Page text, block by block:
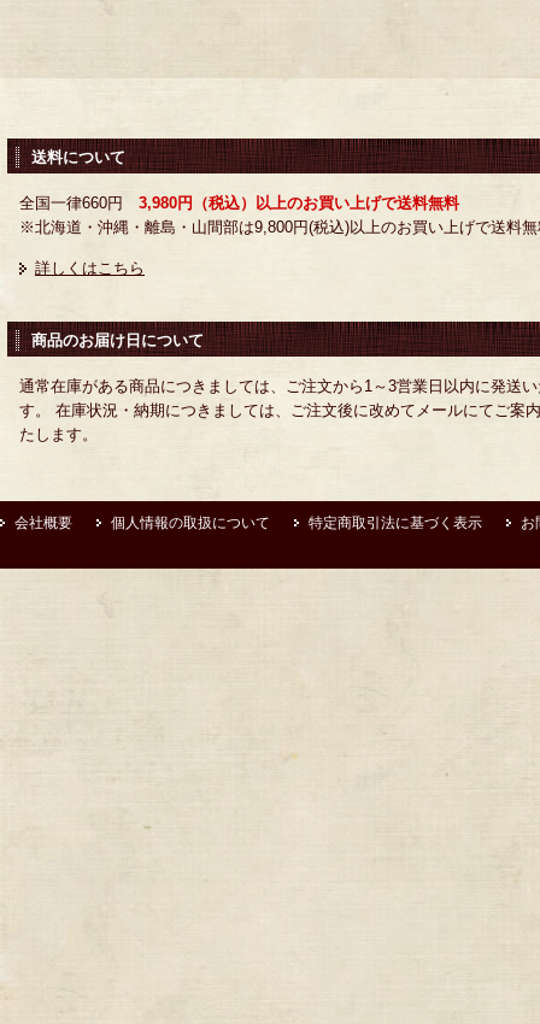
送料について
全国一律660円 3,980円（税込）以上のお買い上げで送料無料
※北海道・沖縄・離島・山間部は9,800円(税込)以上のお買い上げで送料
詳しくはこちら
商品のお届け日について
通常在庫がある商品につきましては、ご注文から1～3営業日以内に発送
す。 在庫状況・納期につきましては、ご注文後に改めてメールにてご案
たします。
会社概要 個人情報の取扱について 特定商取引法に基づく表示 お